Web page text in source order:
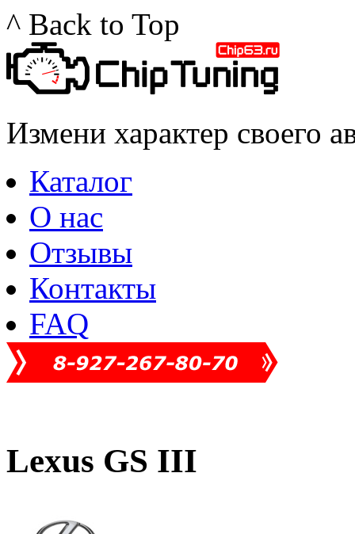
^ Back to Top
Измени характер своего
Каталог
О нас
Отзывы
Контакты
FAQ
Lexus GS III